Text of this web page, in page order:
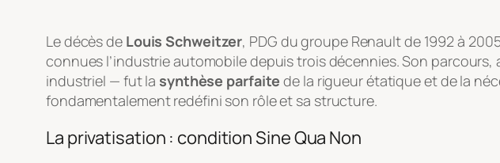
Le décès de Louis Schweitzer, PDG du groupe Renault de 1992 à
connues l’industrie automobile depuis trois décennies. Son
industriel — fut la synthèse parfaite de la rigueur étatique et de la
fondamentalement redéfini son rôle et sa structure.
La privatisation : condition Sine Qua Non